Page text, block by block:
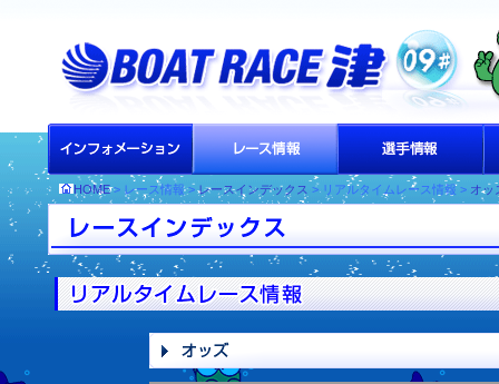
HOME> レース情報 >レースインデックス > リアルタイムレース情報 > オッ